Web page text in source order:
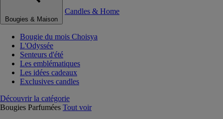
Bougies & Maison
Candles & Home
Bougie du mois Choisya
L'Odyssée
Senteurs d'été
Les emblématiques
Les idées cadeaux
Exclusives candles
Découvrir la catégorie
Bougies Parfumées Tout voir